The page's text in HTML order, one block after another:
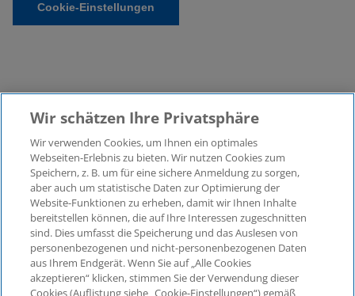
Cookie-Einstellungen
©2026 KPMG Law Rechtsanwaltsgesellschaft mbH,
assoziiert mit der KPMG AG
Wirtschaftsprüfungsgesellschaft, einer
Aktiengesellschaft nach deutschem Recht und ein
Mitglied der globalen KPMG-Organisation
unabhängiger Mitgliedsfirmen, die KPMG International
Limited, einer Private English Company Limited by
Guarantee, angeschlossen sind. Alle Rechte
Wir schätzen Ihre Privatsphäre
Wir verwenden Cookies, um Ihnen ein optimales
Webseiten-Erlebnis zu bieten. Wir nutzen Cookies zum
Speichern, z. B. um für eine sichere Anmeldung zu sorgen,
aber auch um statistische Daten zur Optimierung der
Website-Funktionen zu erheben, damit wir Ihnen Inhalte
bereitstellen können, die auf Ihre Interessen zugeschnitten
sind. Dies umfasst die Speicherung und das Auslesen von
personenbezogenen und nicht-personenbezogenen Daten
aus Ihrem Endgerät. Wenn Sie auf „Alle Cookies
akzeptieren“ klicken, stimmen Sie der Verwendung dieser
Cookies (Auflistung siehe „Cookie-Einstellungen“) gemäß